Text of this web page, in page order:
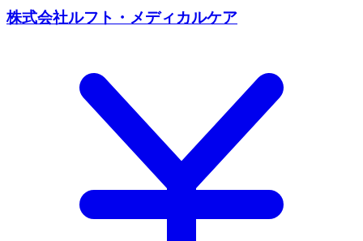
株式会社ルフト・メディカルケア